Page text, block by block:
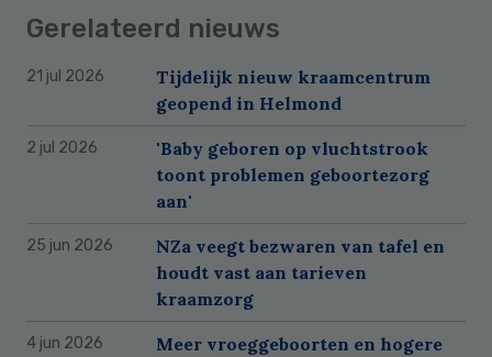
Gerelateerd nieuws
21 jul 2026
Tijdelijk nieuw kraamcentrum
geopend in Helmond
2 jul 2026
'Baby geboren op vluchtstrook
toont problemen geboortezorg
aan'
25 jun 2026
NZa veegt bezwaren van tafel en
houdt vast aan tarieven
kraamzorg
4 jun 2026
Meer vroeggeboorten en hogere